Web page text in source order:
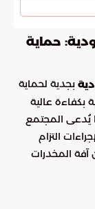
حماية
بجدية لحماية
بكفاءة عالية
يُدعى المجتمع
التزام
آفة المخدرات